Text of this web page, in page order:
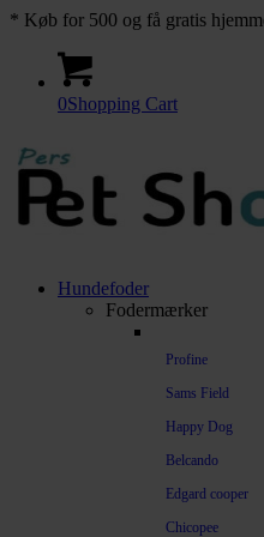
* Køb for 500 og få gratis
0Shopping Cart
Hundefoder
Fodermærker
Profine
Sams Field
Happy Dog
Belcando
Edgard cooper
Chicopee